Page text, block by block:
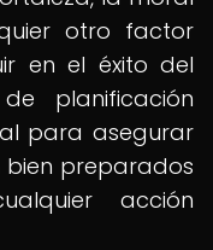
otro factor
en el éxito del
planificación
para asegurar
bien preparados
acción